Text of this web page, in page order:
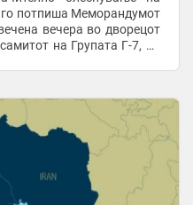
потпиша Меморандумот
вечера во дворецот
на Групата Г-7, во